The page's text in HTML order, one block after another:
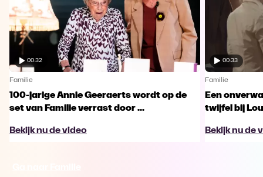
00:32
Familie
100-jarige Annie Geeraerts wordt op de
set van Familie verrast door ...
Bekijk nu de video
00:33
Familie
Een
twijfel bij
Bekijk nu de